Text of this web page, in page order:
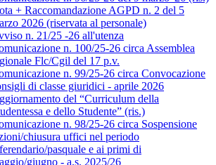
+ Raccomandazione AGPD n. 2 del 5
2026 (riservata al personale)
n. 21/25 -26 all'utenza
n. 100/25-26 circa Assemblea
Flc/Cgil del 17 p.v.
n. 99/25-26 circa Convocazione
di classe giuridici - aprile 2026
del “Curriculum della
e dello Studente” (ris.)
n. 98/25-26 circa Sospensione
chiusura uffici nel periodo
pasquale e ai primi di
giugno - a.s. 2025/26